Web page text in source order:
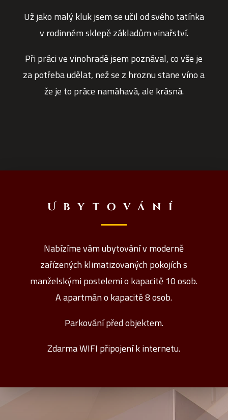
Už jako malý kluk jsem se učil od svého tatínka
v rodinném sklepě základům vinařství.
Při práci ve vinohradě jsem poznával, co vše je
za potřeba udělat, než se z hroznu stane víno a
že je to práce namáhavá, ale krásná.
Ubytování
Nabízíme vám ubytování v moderně
zařízených klimatizovaných pokojích s
manželskými postelemi o kapacitě 10 osob.
A apartmán o kapacitě 8 osob.
Parkování před objektem.
Zdarma WIFI připojení k internetu.